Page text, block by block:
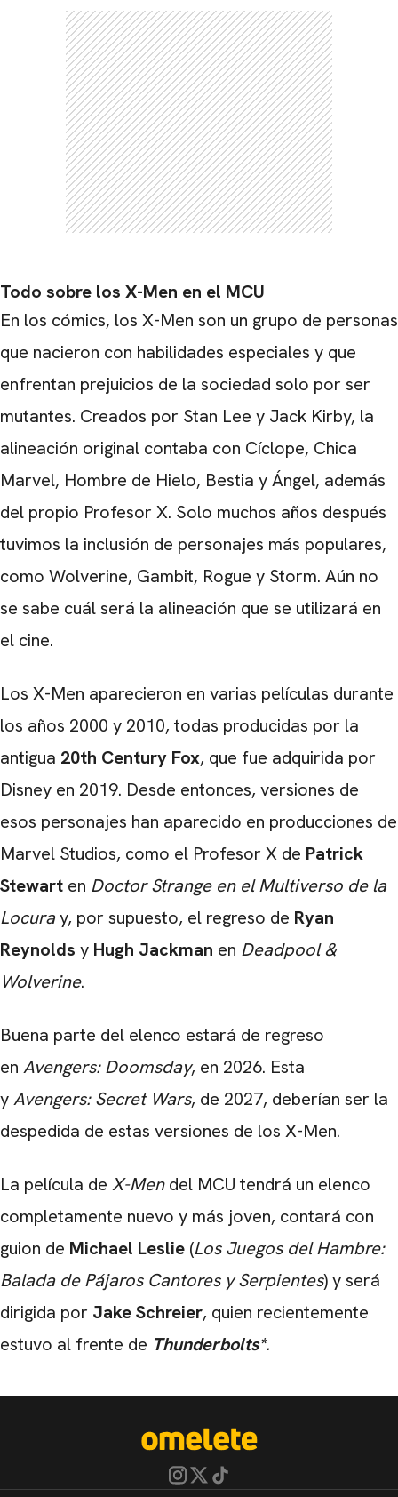
Todo sobre los X-Men en el MCU
En los cómics, los X-Men son un grupo de personas
que nacieron con habilidades especiales y que
enfrentan prejuicios de la sociedad solo por ser
mutantes. Creados por Stan Lee y Jack Kirby, la
alineación original contaba con Cíclope, Chica
Marvel, Hombre de Hielo, Bestia y Ángel, además
del propio Profesor X. Solo muchos años después
tuvimos la inclusión de personajes más populares,
como Wolverine, Gambit, Rogue y Storm. Aún no
se sabe cuál será la alineación que se utilizará en
el cine.
Los X-Men aparecieron en varias películas durante
los años 2000 y 2010, todas producidas por la
antigua 20th Century Fox, que fue adquirida por
Disney en 2019. Desde entonces, versiones de
esos personajes han aparecido en producciones de
Marvel Studios, como el Profesor X de Patrick
Stewart en Doctor Strange en el Multiverso de la
Locuray, por supuesto, el regreso de Ryan
Reynolds y Hugh Jackman en Deadpool &
Wolverine.
Buena parte del elenco estará de regreso
en Avengers: Doomsday, en 2026. Esta
yAvengers: Secret Wars, de 2027, deberían ser la
despedida de estas versiones de los X-Men.
La película de X-Mendel MCU tendrá un elenco
completamente nuevo y más joven, contará con
guion de Michael Leslie (Los Juegos del Hambre:
Balada de Pájaros Cantores y Serpientes) y será
dirigida por Jake Schreier, quien recientemente
estuvo al frente de Thunderbolts*.
CARREGANDO PUBLICIDADE